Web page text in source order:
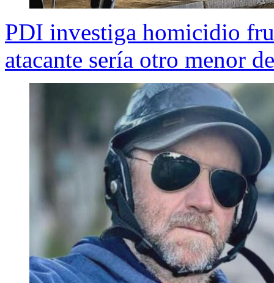
PDI investiga homicidio
atacante sería otro menor